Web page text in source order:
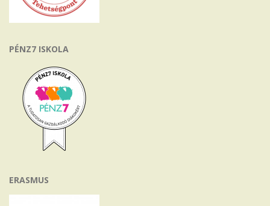
PÉNZ7 ISKOLA
ERASMUS